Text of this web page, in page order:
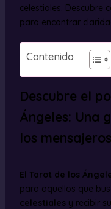
celestiales. Descubre
para encontrar
Contenido
Descubre el
Ángeles: Una
los
El Tarot de los
para aquellos que
celestialesy recibir